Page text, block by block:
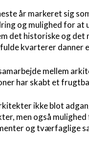
år markeret sig
og mulighed for at
det historiske og
kvarterer danner
mellem
har skabt et
ikke blot
men også
og tværfaglige